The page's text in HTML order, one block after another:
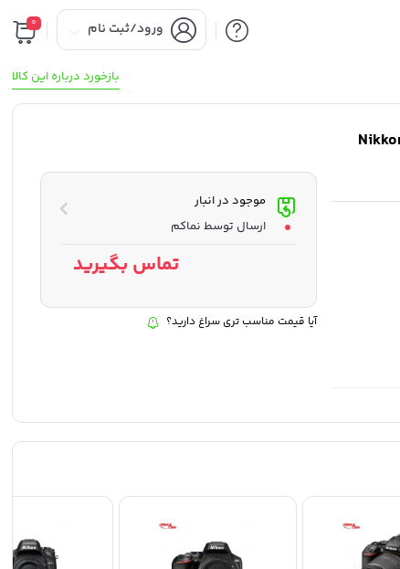
ورود/ثبت نام 0
بازخورد درباره این کالا
موجود در انبار
ارسال توسط نماکم
تماس بگیرید
آیا قیمت مناسب تری سراغ دارید؟